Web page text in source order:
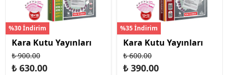
%30 İndirim
Kara Kutu Yayınları
₺ 900.00
₺ 630.00
%35 İndirim
Kara Kutu Yayınları
₺ 600.00
₺ 390.00